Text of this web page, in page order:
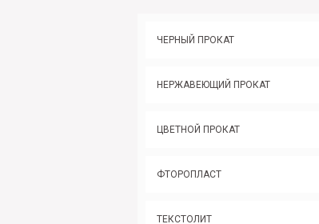
ЧЕРНЫЙ ПРОКАТ
НЕРЖАВЕЮЩИЙ ПРОКАТ
ЦВЕТНОЙ ПРОКАТ
ФТОРОПЛАСТ
ТЕКСТОЛИТ